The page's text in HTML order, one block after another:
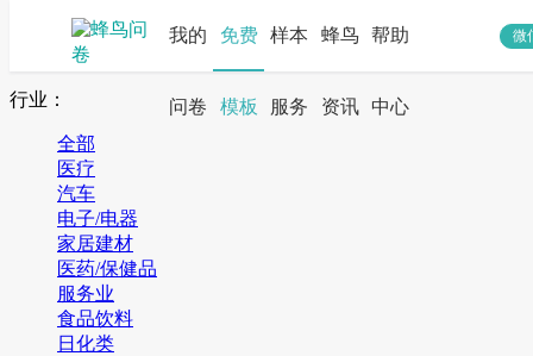
我的
问卷
免费
模板
样本
服务
蜂鸟
资讯
帮助
中心
微
搜索
行业：
全部
医疗
汽车
电子/电器
家居建材
医药/保健品
服务业
食品饮料
日化类